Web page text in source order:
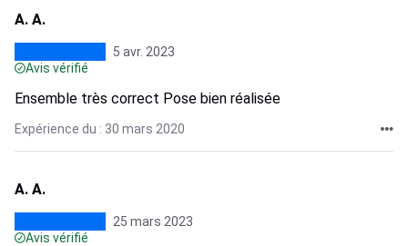
A. A.
5 avr. 2023
Avis vérifié
Ensemble très correct Pose bien réalisée
Expérience du : 30 mars 2020
A. A.
25 mars 2023
Avis vérifié